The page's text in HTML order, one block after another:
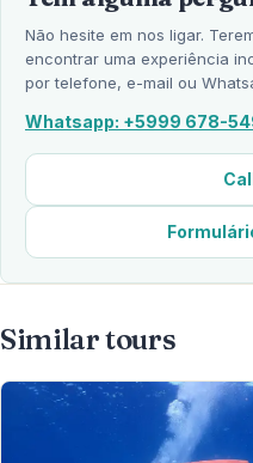
Não hesite em nos ligar.
encontrar uma experiência
por telefone, e-mail ou
Whatsapp: +5999 678-
Similar tours